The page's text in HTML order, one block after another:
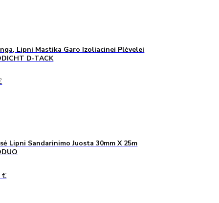
Lipni Mastika Garo Izoliacinei Plėvelei
D-TACK
Lipni Sandarinimo Juosta 30mm X 25m
€